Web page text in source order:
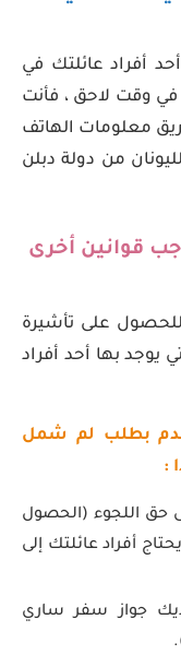
أفراد عائلتك في
في وقت لاحق ، فأنت
معلومات الهاتف
من دولة دبلن
قوانين أخرى
على تأشيرة
يوجد بها أحد أفراد
بطلب لم شمل
:
حق اللجوء (الحصول
أفراد عائلتك إلى
جواز سفر ساري